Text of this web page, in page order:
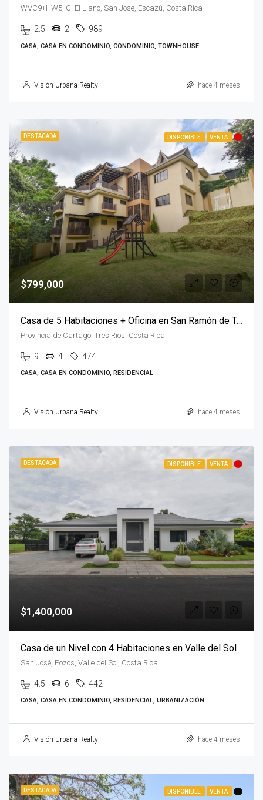
WVC9+HW5, C. El Llano, San José, Escazú, Costa Rica
2.5 2 989
CASA, CASA EN CONDOMINIO, CONDOMINIO, TOWNHOUSE
Visión Urbana Realty hace 4 meses
DESTACADA DISPONIBLE VENTA
$799,000
Casa de 5 Habitaciones + Oficina en San Ramón de Tres Ríos
Provincia de Cartago, Tres Rios, Costa Rica
9 4 474
CASA, CASA EN CONDOMINIO, RESIDENCIAL
Visión Urbana Realty hace 4 meses
DESTACADA DISPONIBLE VENTA .
$1,400,000
Casa de un Nivel con 4 Habitaciones en Valle del Sol
San José, Pozos, Valle del Sol, Costa Rica
4.5 6 442
CASA, CASA EN CONDOMINIO, RESIDENCIAL, URBANIZACIÓN
Visión Urbana Realty hace 4 meses
DESTACADA DISPONIBLE VENTA